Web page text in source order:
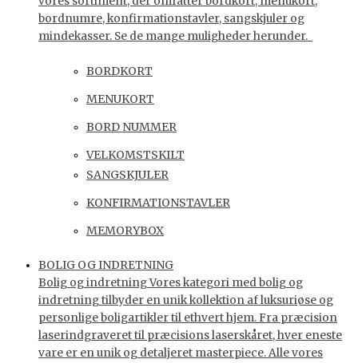
bordnumre, konfirmationstavler, sangskjuler og
mindekasser. Se de mange muligheder herunder.
BORDKORT
MENUKORT
BORD NUMMER
VELKOMSTSKILT
SANGSKJULER
KONFIRMATIONSTAVLER
MEMORYBOX
BOLIG OG INDRETNING
Bolig og indretning Vores kategori med bolig og
indretning tilbyder en unik kollektion af luksuriøse og
personlige boligartikler til ethvert hjem. Fra præcision
laserindgraveret til præcisions laserskåret, hver eneste
vare er en unik og detaljeret masterpiece. Alle vores